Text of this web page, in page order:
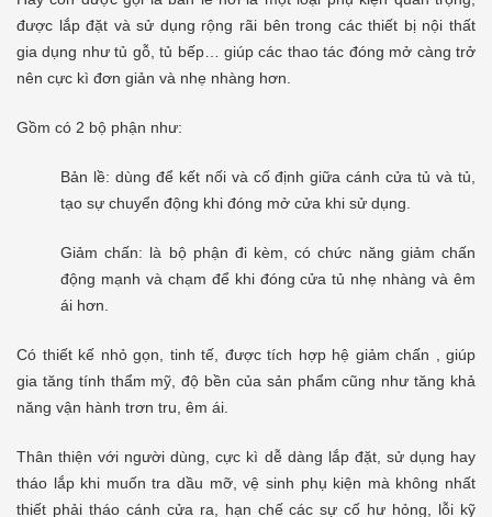
được lắp đặt và sử dụng rộng rãi bên trong các thiết bị nội thất
gia dụng như tủ gỗ, tủ bếp… giúp các thao tác đóng mở càng trở
nên cực kì đơn giản và nhẹ nhàng hơn.
Gồm có 2 bộ phận như:
Bản lề: dùng để kết nối và cố định giữa cánh cửa tủ và tủ,
tạo sự chuyển động khi đóng mở cửa khi sử dụng.
Giảm chấn: là bộ phận đi kèm, có chức năng giảm chấn
động mạnh và chạm để khi đóng cửa tủ nhẹ nhàng và êm
ái hơn.
Có thiết kế nhỏ gọn, tinh tế, được tích hợp hệ giảm chấn , giúp
gia tăng tính thẩm mỹ, độ bền của sản phẩm cũng như tăng khả
năng vận hành trơn tru, êm ái.
Thân thiện với người dùng, cực kì dễ dàng lắp đặt, sử dụng hay
tháo lắp khi muốn tra dầu mỡ, vệ sinh phụ kiện mà không nhất
thiết phải tháo cánh cửa ra, hạn chế các sự cố hư hỏng, lỗi kỹ